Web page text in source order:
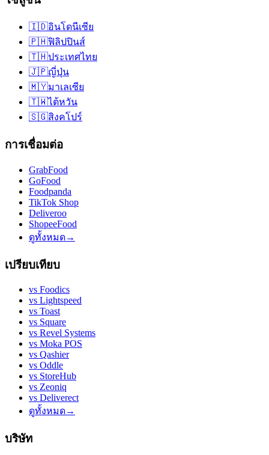
🇮🇩อินโดนีเซีย
🇵🇭ฟิลิปปินส์
🇹🇭ประเทศไทย
🇯🇵ญี่ปุ่น
🇲🇾มาเลเซีย
🇹🇼ไต้หวัน
🇸🇬สิงคโปร์
การเชื่อมต่อ
GrabFood
GoFood
Foodpanda
TikTok Shop
Deliveroo
ShopeeFood
ดูทั้งหมด→
เปรียบเทียบ
vs Foodics
vs Lightspeed
vs Toast
vs Square
vs Revel Systems
vs Moka POS
vs Qashier
vs Oddle
vs StoreHub
vs Zeoniq
vs Deliverect
ดูทั้งหมด→
บริษัท